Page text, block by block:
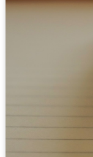
Leuchtturm, le «
produits de la maison
Il sera désigné
Voilà une distinction
La marque de
Le nom du stylo,